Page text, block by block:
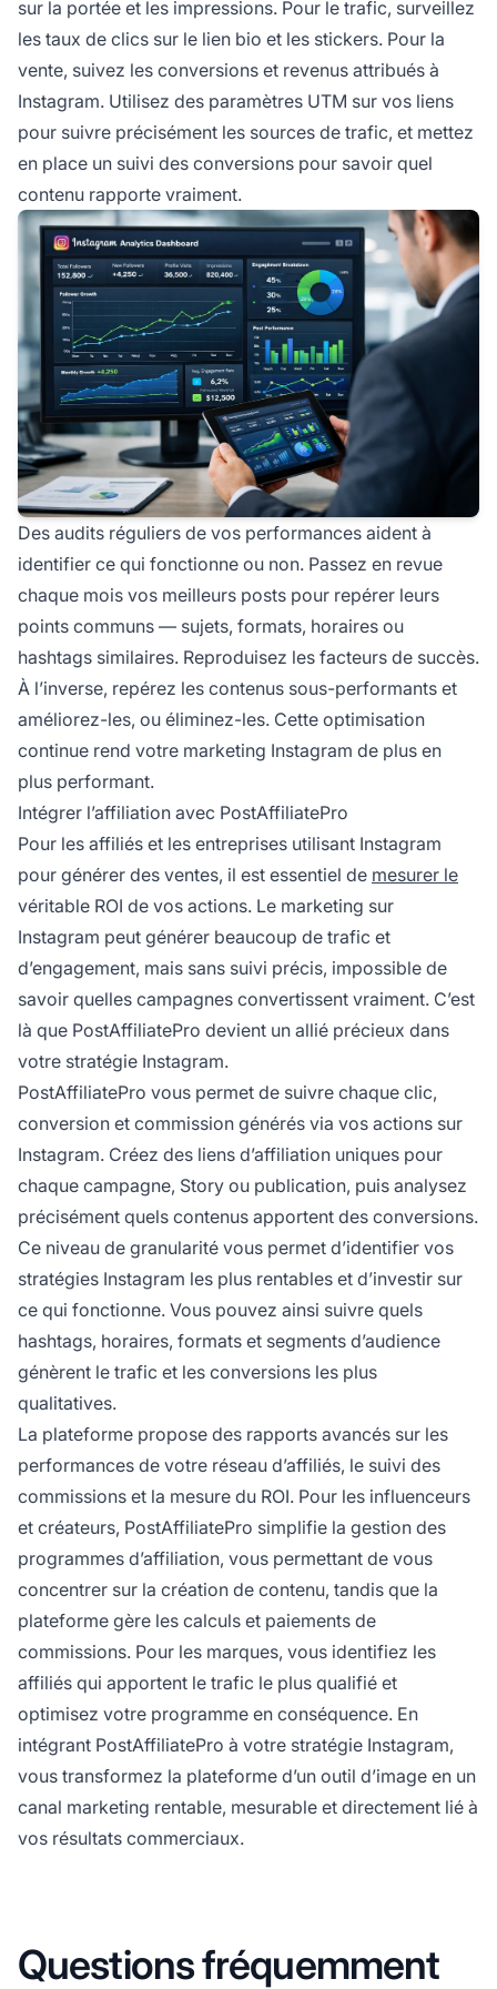
sur la portée et les impressions. Pour le trafic, surveillez
les taux de clics sur le lien bio et les stickers. Pour la
vente, suivez les conversions et revenus attribués à
Instagram. Utilisez des paramètres UTM sur vos liens
pour suivre précisément les sources de trafic, et mettez
en place un suivi des conversions pour savoir quel
contenu rapporte vraiment.
Des audits réguliers de vos performances aident à
identifier ce qui fonctionne ou non. Passez en revue
chaque mois vos meilleurs posts pour repérer leurs
points communs — sujets, formats, horaires ou
hashtags similaires. Reproduisez les facteurs de succès.
À l’inverse, repérez les contenus sous-performants et
améliorez-les, ou éliminez-les. Cette optimisation
continue rend votre marketing Instagram de plus en
plus performant.
Intégrer l’affiliation avec PostAffiliatePro
Pour les affiliés et les entreprises utilisant Instagram
pour générer des ventes, il est essentiel de mesurer le
véritable ROI de vos actions. Le marketing sur
Instagram peut générer beaucoup de trafic et
d’engagement, mais sans suivi précis, impossible de
savoir quelles campagnes convertissent vraiment. C’est
là que PostAffiliatePro devient un allié précieux dans
votre stratégie Instagram.
PostAffiliatePro vous permet de suivre chaque clic,
conversion et commission générés via vos actions sur
Instagram. Créez des liens d’affiliation uniques pour
chaque campagne, Story ou publication, puis analysez
précisément quels contenus apportent des conversions.
Ce niveau de granularité vous permet d’identifier vos
stratégies Instagram les plus rentables et d’investir sur
ce qui fonctionne. Vous pouvez ainsi suivre quels
hashtags, horaires, formats et segments d’audience
génèrent le trafic et les conversions les plus
qualitatives.
La plateforme propose des rapports avancés sur les
performances de votre réseau d’affiliés, le suivi des
commissions et la mesure du ROI. Pour les influenceurs
et créateurs, PostAffiliatePro simplifie la gestion des
programmes d’affiliation, vous permettant de vous
concentrer sur la création de contenu, tandis que la
plateforme gère les calculs et paiements de
commissions. Pour les marques, vous identifiez les
affiliés qui apportent le trafic le plus qualifié et
optimisez votre programme en conséquence. En
intégrant PostAffiliatePro à votre stratégie Instagram,
vous transformez la plateforme d’un outil d’image en un
canal marketing rentable, mesurable et directement lié à
vos résultats commerciaux.
Questions fréquemment